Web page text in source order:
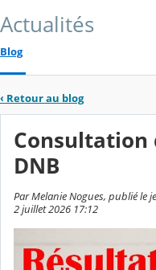
Actualités
Blog
‹ Retour au blog
Consultation
DNB
Par Melanie Nogues, publié le
2 juillet 2026 17:12